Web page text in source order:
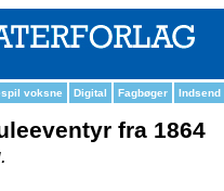
voksne Digital Fagbøger Indsend
fra 1864